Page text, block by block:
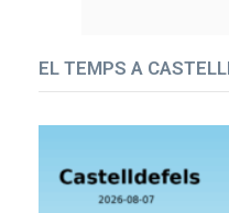
EL TEMPS A